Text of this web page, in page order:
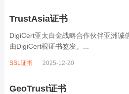
TrustAsia证书
DigiCert亚太白金战略合作伙伴亚洲诚
由DigiCert根证书签发。...
SSL证书 2025-12-20
GeoTrust证书